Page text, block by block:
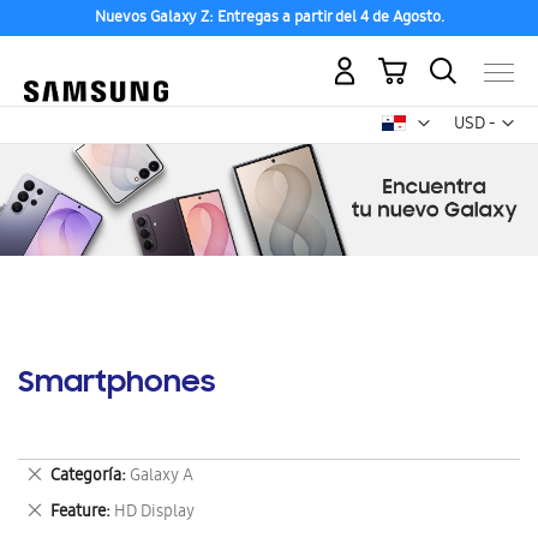
Nuevos Galaxy Z: Entregas a partir del 4 de Agosto.
USD -
dólar
Mi carrito
Smartphones
Categoría Galaxy A
Eliminar
este
artículo
Feature HD Display
Eliminar